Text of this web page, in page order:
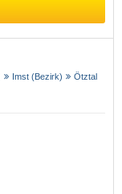
Imst (Bezirk) Ötztal